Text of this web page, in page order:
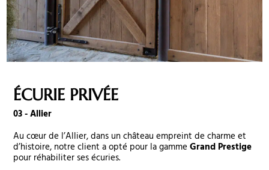
ÉCURIE PRIVÉE
03 - Allier
Au cœur de l’Allier, dans un château empreint de charme et
d’histoire, notre client a opté pour la gammeGrand Prestige
pour réhabiliter ses écuries.